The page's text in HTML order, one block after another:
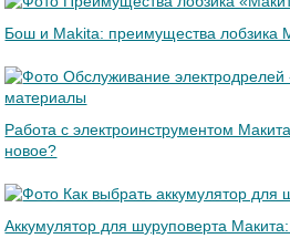
Бош и Makita: преимущества лобзика
Работа с электроинструментом
новое?
Аккумулятор для шуруповерта